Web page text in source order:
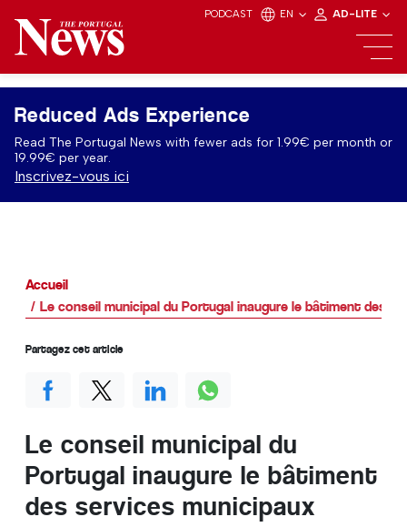
PODCAST EN AD-LITE
Reduced Ads Experience
Read The Portugal News with fewer ads for 1.99€ per month or
19.99€ per year.
Inscrivez-vous ici
Accueil
Le conseil municipal du Portugal inaugure le bâtiment des
Le conseil municipal du
Portugal inaugure le bâtiment
des services municipaux
Partagez cet article